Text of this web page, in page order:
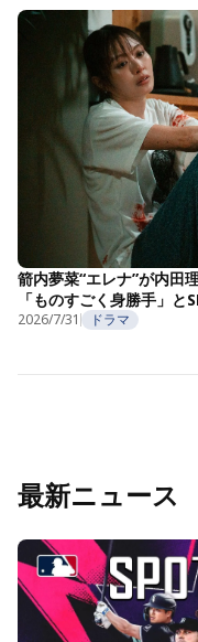
箭内夢菜“エレナ”が内田
「ものすごく身勝手」と
2026/7/31 ドラマ
最新ニュース